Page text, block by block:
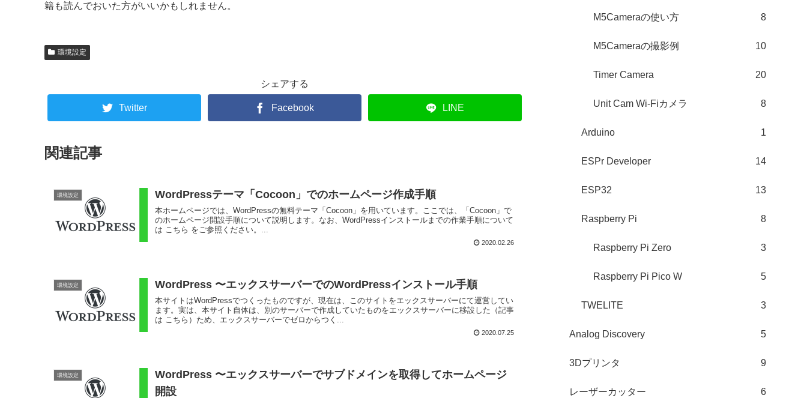
籍も読んでおいた方がいいかもしれません。
環境設定
シェアする
Twitter Facebook LINE
関連記事
環境設定 WordPressテーマ「Cocoon」でのホームページ作成手順
本ホームページでは、WordPressの無料テーマ「Cocoon」を用いています。ここでは、「Cocoon」で
のホームページ開設手順について説明します。なお、WordPressインストールまでの作業手順について
は こちら をご参照ください。...
2020.02.26
環境設定 WordPress 〜エックスサーバーでのWordPressインストール手順
本サイトはWordPressでつくったものですが、現在は、このサイトをエックスサーバーにて運営してい
ます。実は、本サイト自体は、別のサーバーで作成していたものをエックスサーバーに移設した（記事
は こちら）ため、エックスサーバーでゼロからつく...
2020.07.25
環境設定
WordPress 〜エックスサーバーでサブドメインを取得してホームページ
開設
M5Cameraの使い方 8
M5Cameraの撮影例 10
Timer Camera 20
Unit Cam Wi-Fiカメラ 8
Arduino 1
ESPr Developer 14
ESP32 13
Raspberry Pi 8
Raspberry Pi Zero 3
Raspberry Pi Pico W 5
TWELITE 3
Analog Discovery 5
3Dプリンタ 9
レーザーカッター 6